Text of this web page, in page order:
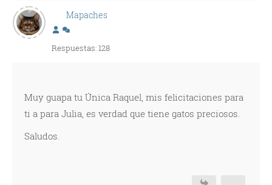
Mapaches
Respuestas: 128
Muy guapa tu Única Raquel, mis felicitaciones para
ti a para Julia, es verdad que tiene gatos preciosos.
Saludos.